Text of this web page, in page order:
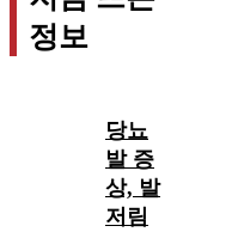
정보
당뇨
발 증
상, 발
저림